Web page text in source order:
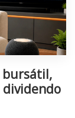
bursátil,
dividendo